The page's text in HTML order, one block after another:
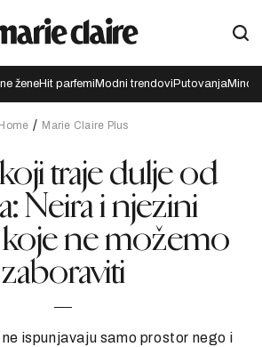
ženeHit parfemi Modni trendovi Putovanja
Marie Claire Plus
traje dulje od
Neira i njezini
ne možemo
zaboraviti
ispunjavaju samo prostor nego i